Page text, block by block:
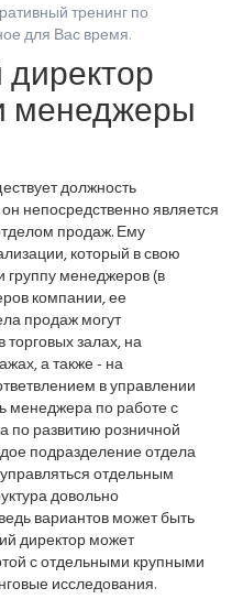
тренинг по
для Вас время.
менеджеры
должность
непосредственно является
продаж. Ему
который в свою
группу менеджеров (в
компании, ее
продаж могут
залах, на
а также - на
в управлении
менеджера по работе с
развитию розничной
подразделение отдела
отдельным
довольно
вариантов может быть
директор может
с отдельными крупными
исследования.